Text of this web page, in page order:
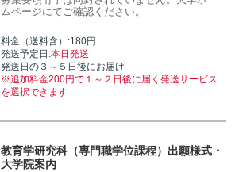
ムページにてご確認ください。
料金（送料含）:180円
発送予定日:本日発送
発送日の３～５日後にお届け
※追加料金200円で１～２日後に届く発送サービス
を選択できます
教育学研究科（専門職学位課程）出願様式・
大学院案内